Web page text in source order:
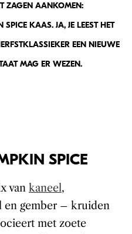
ZAGEN AANKOMEN:
KAAS. JA, JE LEEST HET
EEN NIEUWE
MAG ER WEZEN.
SPICE
van kaneel,
en gember – kruiden
met zoete